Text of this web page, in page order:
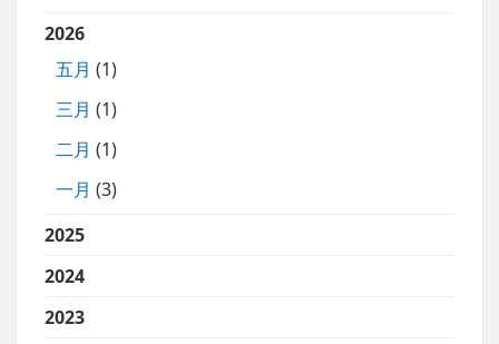
2026
五月 (1)
三月 (1)
二月 (1)
一月 (3)
2025
2024
2023